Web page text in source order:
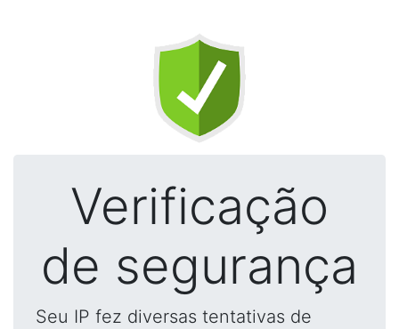
Verificação
de segurança
Seu IP fez diversas tentativas de